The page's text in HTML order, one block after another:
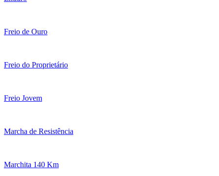
Freio de Ouro
Freio do Proprietário
Freio Jovem
Marcha de Resistência
Marchita 140 Km